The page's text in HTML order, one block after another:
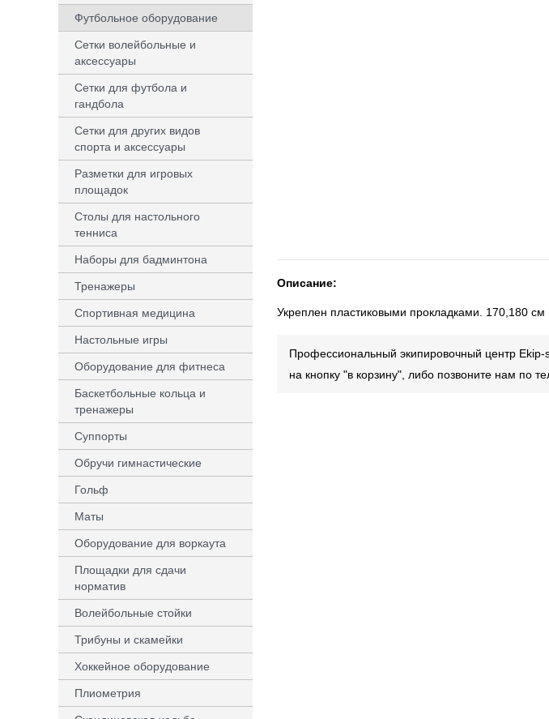
Футбольное оборудование
Сетки волейбольные и
аксессуары
Сетки для футбола и
гандбола
Сетки для других видов
спорта и аксессуары
Разметки для игровых
площадок
Столы для настольного
тенниса
Наборы для бадминтона
Тренажеры
Спортивная медицина
Настольные игры
Оборудование для фитнеса
Баскетбольные кольца и
тренажеры
Суппорты
Обручи гимнастические
Гольф
Маты
Оборудование для воркаута
Площадки для сдачи
норматив
Волейбольные стойки
Трибуны и скамейки
Хоккейное оборудование
Плиометрия
Описание:
Укреплен пластиковыми прокладками. 170,180 см
Профессиональный экипировочный центр
на кнопку "в корзину", либо позвоните нам по